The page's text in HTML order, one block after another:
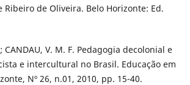
Ribeiro de Oliveira. Belo Horizonte: Ed.
CANDAU, V. M. F. Pedagogia decolonial e
e intercultural no Brasil. Educação em
Nº 26, n.01, 2010, pp. 15-40.